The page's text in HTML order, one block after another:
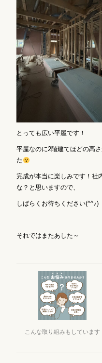
とっても広い平屋です！
平屋なのに2階建てほどの高
た
完成が本当に楽しみです！社
な？と思いますので、
しばらくお待ちください(^^♪)
それではまたあした～
こんな取り組みもしています